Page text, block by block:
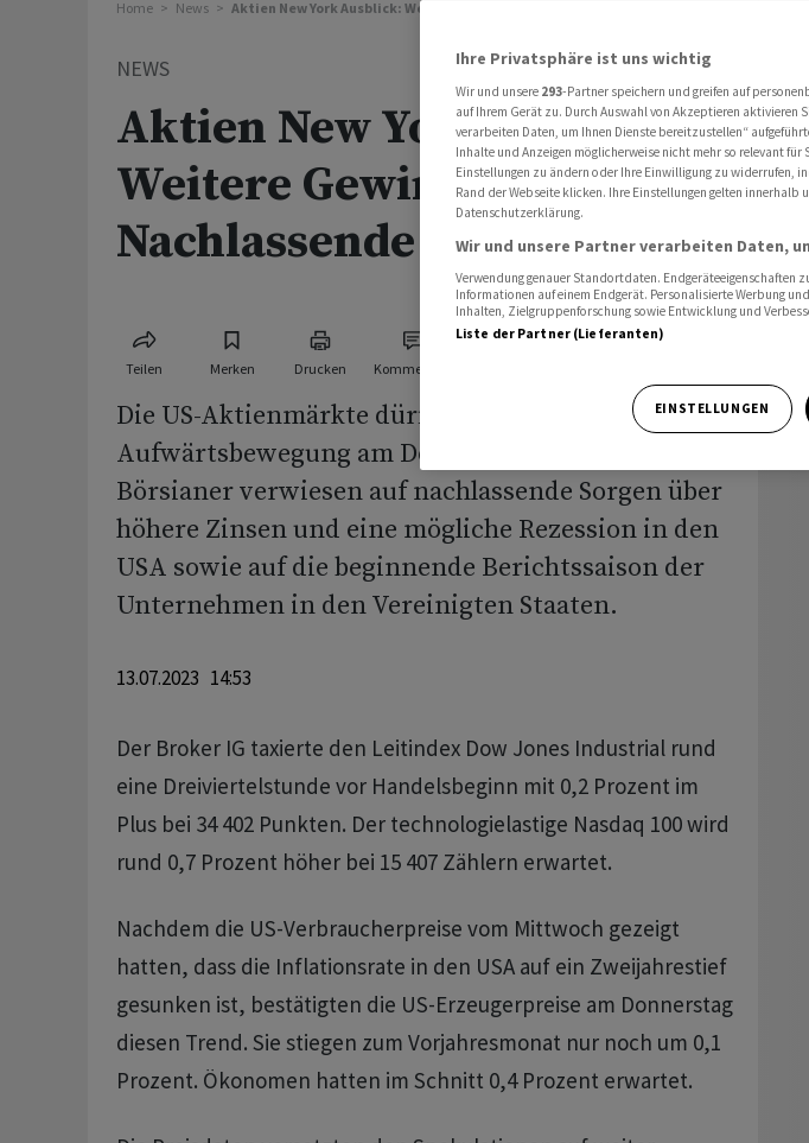
Home News Aktien New York Ausblick: Weitere Gewinne erwartet - Nachlassende Zinsängste
NEWS
Aktien New York Ausblick:
Weitere Gewinne erwartet -
Nachlassende Zinsängste
Teilen Merken Drucken Kommentare
Die US-Aktienmärkte dürften ihre jüngste
Aufwärtsbewegung am Donnerstag fortsetzen.
Börsianer verwiesen auf nachlassende Sorgen über
höhere Zinsen und eine mögliche Rezession in den
USA sowie auf die beginnende Berichtssaison der
Unternehmen in den Vereinigten Staaten.
13.07.2023 14:53
Der Broker IG taxierte den Leitindex Dow Jones Industrial rund
eine Dreiviertelstunde vor Handelsbeginn mit 0,2 Prozent im
Plus bei 34 402 Punkten. Der technologielastige Nasdaq 100 wird
rund 0,7 Prozent höher bei 15 407 Zählern erwartet.
Nachdem die US-Verbraucherpreise vom Mittwoch gezeigt
hatten, dass die Inflationsrate in den USA auf ein Zweijahrestief
gesunken ist, bestätigten die US-Erzeugerpreise am Donnerstag
diesen Trend. Sie stiegen zum Vorjahresmonat nur noch um 0,1
Prozent. Ökonomen hatten im Schnitt 0,4 Prozent erwartet.
Ihre Privatsphäre ist uns wichtig
Wir und unsere 293-Partner speichern und greifen auf
auf Ihrem Gerät zu. Durch Auswahl von Akzeptieren aktivieren
verarbeiten Daten, um Ihnen Dienste bereitzustellen“
Inhalte und Anzeigen möglicherweise nicht mehr so relevant
Einstellungen zu ändern oder Ihre Einwilligung zu widerrufen,
Rand der Webseite klicken. Ihre Einstellungen gelten innerhalb
Datenschutzerklärung.
Wir und unsere Partner verarbeiten Daten,
Verwendung genauer Standortdaten.
Informationen auf einem Endgerät. Personalisierte Werbung
Inhalten, Zielgruppenforschung sowie Entwicklung und
Liste der Partner (Lieferanten)
EINSTELLUNGEN